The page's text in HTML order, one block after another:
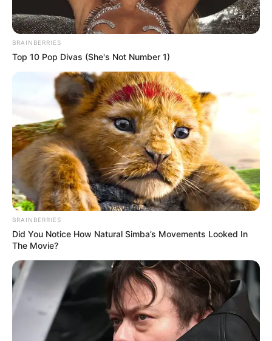
BRAINBERRIES
Top 10 Pop Divas (She's Not Number 1)
BRAINBERRIES
Did You Notice How Natural Simba’s Movements Looked In
The Movie?